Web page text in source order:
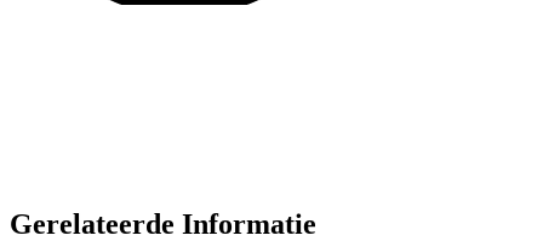
Gerelateerde Informatie